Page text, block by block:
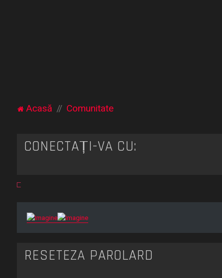
Acasă Comunitate
CONECTAȚI-VĂ CU:
RESETEZĂ PAROLARD